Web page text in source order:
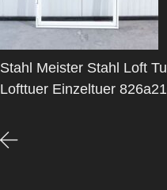
Stahl Meister Stahl Loft
Lofttuer Einzeltuer